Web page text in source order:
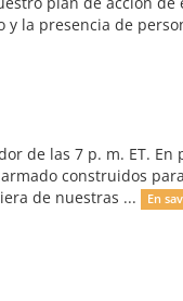
la presencia de
de las 7 p. m. ET.
construidos
de nuestras ...
En